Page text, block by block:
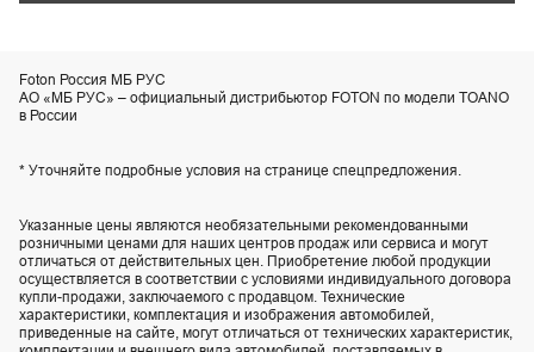
Foton Россия МБ РУС
АО «МБ РУС» – официальный дистрибьютор FOTON по модели TOANO
в России
* Уточняйте подробные условия на странице спецпредложения.
Указанные цены являются необязательными рекомендованными
розничными ценами для наших центров продаж или сервиса и могут
отличаться от действительных цен. Приобретение любой продукции
осуществляется в соответствии с условиями индивидуального договора
купли-продажи, заключаемого с продавцом. Технические
характеристики, комплектация и изображения автомобилей,
приведенные на сайте, могут отличаться от технических характеристик,